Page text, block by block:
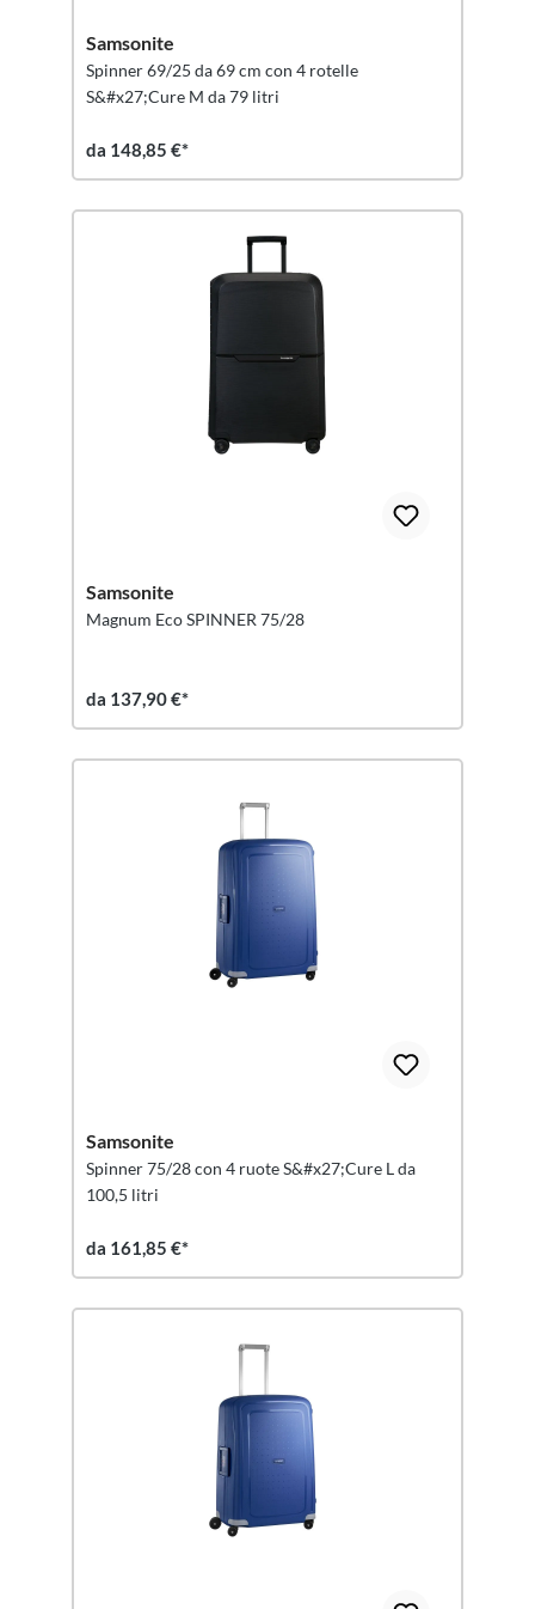
Samsonite
Spinner 69/25 da 69 cm con 4 rotelle
S&#x27;Cure M da 79 litri
da 148,85 €*
Samsonite
Magnum Eco SPINNER 75/28
da 137,90 €*
Samsonite
Spinner 75/28 con 4 ruote S&#x27;Cure L da
100,5 litri
da 161,85 €*